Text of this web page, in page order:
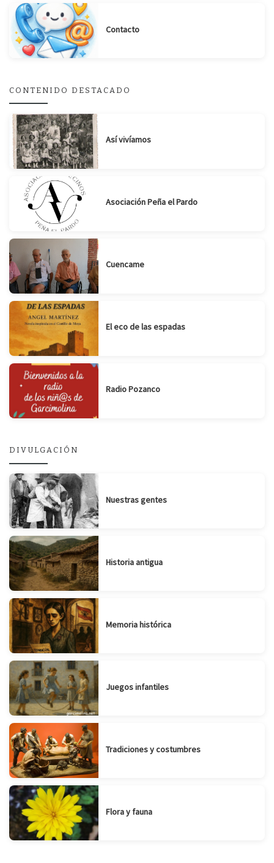
Contacto
CONTENIDO DESTACADO
Así vivíamos
Asociación Peña el Pardo
Cuencame
El eco de las espadas
Radio Pozanco
DIVULGACIÓN
Nuestras gentes
Historia antigua
Memoria histórica
Juegos infantiles
Tradiciones y costumbres
Flora y fauna